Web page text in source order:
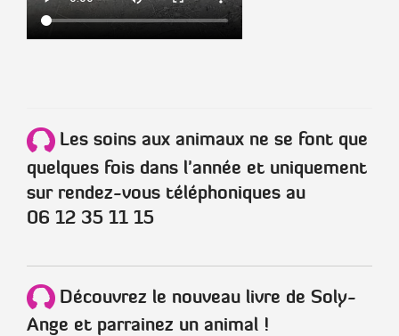
Les soins aux animaux ne se font que
quelques fois dans l'année et uniquement
sur rendez-vous téléphoniques au
06 12 35 11 15
Découvrez le nouveau livre de Soly-
Ange et parrainez un animal !